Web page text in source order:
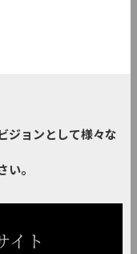
ジョンとして様々な
い。